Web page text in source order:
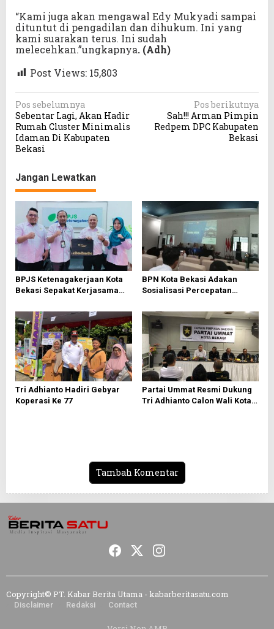
“Kami juga akan mengawal Edy Mukyadi sampai
dituntut di pengadilan dan dihukum. Ini yang
kami suarakan terus. Ini sudah
melecehkan.”ungkapnya. (Adh)
Post Views: 15,803
N
a
v
i
g
a
s
i
p
o
s
Pos sebelumnya
Sebentar Lagi, Akan Hadir
Rumah Cluster Minimalis
Idaman Di Kabupaten
Bekasi
Pos berikutnya
Sah!!! Arman Pimpin
Redpem DPC Kabupaten
Bekasi
Jangan Lewatkan
BPJS Ketenagakerjaan Kota
Bekasi Sepakat Kerjasama
BPN Kota Bekasi Adakan
Sosialisasi Percepatan
Tri Adhianto Hadiri Gebyar
Koperasi Ke 77
Partai Ummat Resmi Dukung
Tri Adhianto Calon Wali Kota
Tambah Komentar
Copyright© PT. Kabar Berita Utama - kabarberitasatu.com
Disclaimer Redaksi Contact